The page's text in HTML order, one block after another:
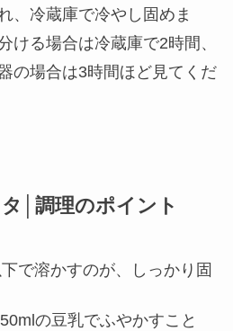
、冷蔵庫で冷やし固めま
ける場合は冷蔵庫で2時間、
の場合は3時間ほど見てくだ
│調理のポイント
で溶かすのが、しっかり固
の豆乳でふやかすこと